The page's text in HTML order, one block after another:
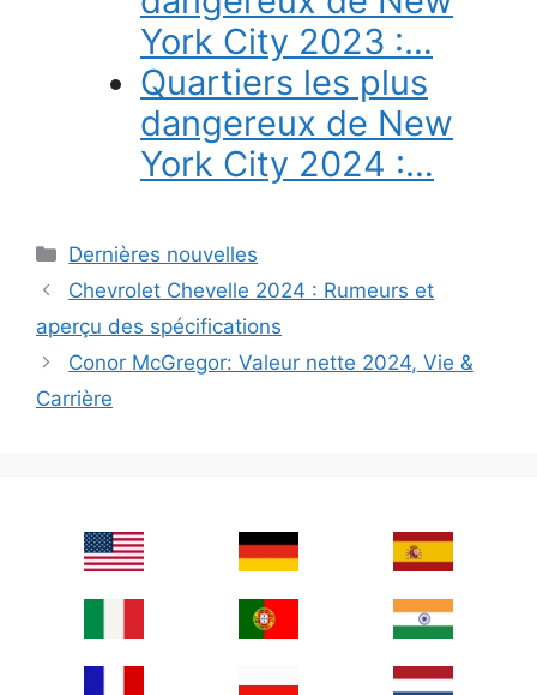
York City 2023 :…
Quartiers les plus
dangereux de New
York City 2024 :…
Categories
Dernières nouvelles
Chevrolet Chevelle 2024 : Rumeurs et
aperçu des spécifications
Conor McGregor: Valeur nette 2024, Vie &
Carrière